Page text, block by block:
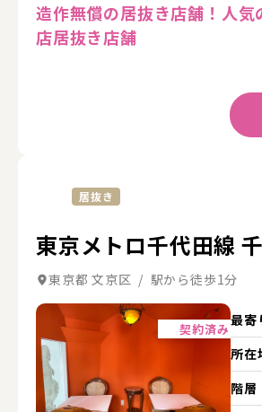
造作無償の居抜き店舗！人
店居抜き店舗
居抜き
東京メトロ千代田線
東京都 文京区 / 駅から徒歩1分
契約済み
詳細
最寄
所在
階層